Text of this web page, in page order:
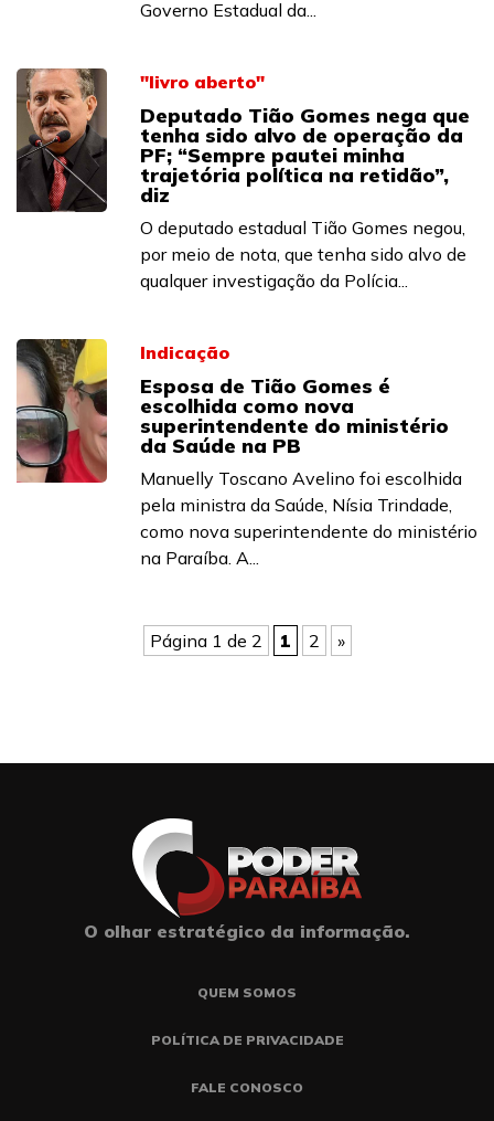
Governo Estadual da...
"livro aberto"
Deputado Tião Gomes nega que
tenha sido alvo de operação da
PF; “Sempre pautei minha
trajetória política na retidão”,
diz
O deputado estadual Tião Gomes negou,
por meio de nota, que tenha sido alvo de
qualquer investigação da Polícia...
Indicação
Esposa de Tião Gomes é
escolhida como nova
superintendente do ministério
da Saúde na PB
Manuelly Toscano Avelino foi escolhida
pela ministra da Saúde, Nísia Trindade,
como nova superintendente do ministério
na Paraíba. A...
Página 1 de 2 1 2 »
O olhar estratégico da informação.
QUEM SOMOS
POLÍTICA DE PRIVACIDADE
FALE CONOSCO